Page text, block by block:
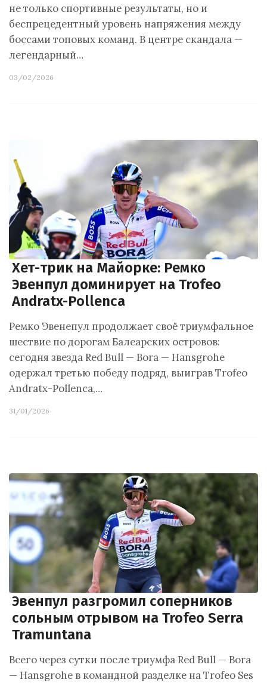
не только спортивные результаты, но и
беспрецедентный уровень напряжения между
боссами топовых команд. В центре скандала —
легендарный…
03/02/2026
Хет-трик на Майорке: Ремко
Эвенпул доминирует на Trofeo
Andratx-Pollenca
Ремко Эвенепул продолжает своё триумфальное
шествие по дорогам Балеарских островов:
сегодня звезда Red Bull — Bora — Hansgrohe
одержал третью победу подряд, выиграв Trofeo
Andratx-Pollenca,…
31/01/2026
Эвенпул разгромил соперников
сольным отрывом на Trofeo Serra
Tramuntana
Всего через сутки после триумфа Red Bull — Bora
— Hansgrohe в командной разделке на Trofeo Ses